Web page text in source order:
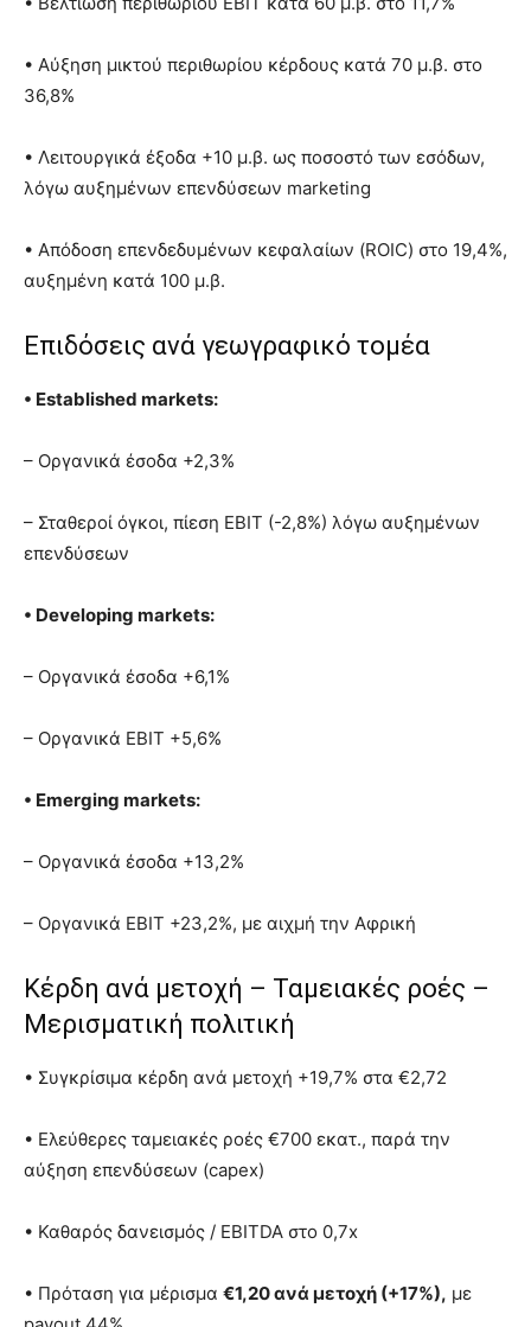
• Αύξηση μικτού περιθωρίου κέρδους κατά 70 μ.β. στο
36,8%
• Λειτουργικά έξοδα +10 μ.β. ως ποσοστό των εσόδων,
λόγω αυξημένων επενδύσεων marketing
• Απόδοση επενδεδυμένων κεφαλαίων (ROIC) στο 19,4%,
αυξημένη κατά 100 μ.β.
Επιδόσεις ανά γεωγραφικό τομέα
• Established markets:
– Οργανικά έσοδα +2,3%
– Σταθεροί όγκοι, πίεση EBIT (-2,8%) λόγω αυξημένων
επενδύσεων
• Developing markets:
– Οργανικά έσοδα +6,1%
– Οργανικά EBIT +5,6%
• Emerging markets:
– Οργανικά έσοδα +13,2%
– Οργανικά EBIT +23,2%, με αιχμή την Αφρική
Κέρδη ανά μετοχή – Ταμειακές ροές –
Μερισματική πολιτική
• Συγκρίσιμα κέρδη ανά μετοχή +19,7% στα €2,72
• Ελεύθερες ταμειακές ροές €700 εκατ., παρά την
αύξηση επενδύσεων (capex)
• Καθαρός δανεισμός / EBITDA στο 0,7x
• Πρόταση για μέρισμα €1,20 ανά μετοχή (+17%), με